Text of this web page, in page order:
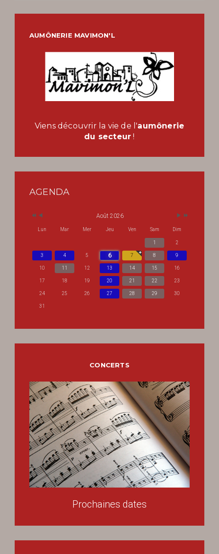
AUMÔNERIE MAVIMON'L
Viens découvrir la vie de l'aumônerie
du secteur !
AGENDA
Août 2026
Lun Mar Mer Jeu Ven Sam Dim
1 2
3 4 5 6 7 8 9
10 11 12 13 14 15 16
17 18 19 20 21 22 23
24 25 26 27 28 29 30
31
CONCERTS
Prochaines dates